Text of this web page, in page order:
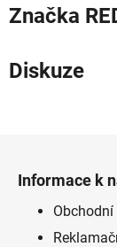
Značka
Diskuze
Informace k